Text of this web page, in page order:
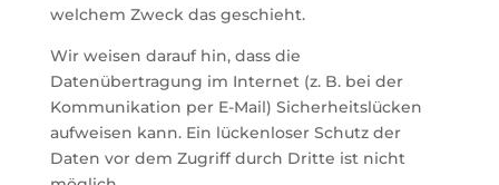
welchem Zweck das geschieht.
Wir weisen darauf hin, dass die
Datenübertragung im Internet (z. B. bei der
Kommunikation per E-Mail) Sicherheitslücken
aufweisen kann. Ein lückenloser Schutz der
Daten vor dem Zugriff durch Dritte ist nicht